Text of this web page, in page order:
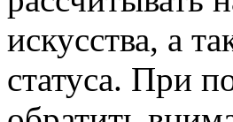
искусства, а
статуса. При